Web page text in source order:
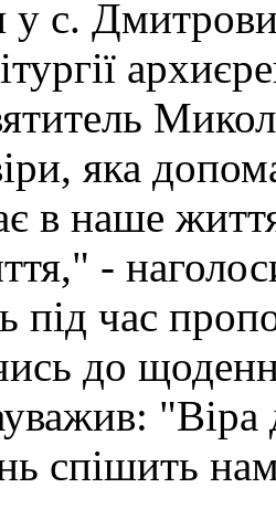
у с.
яка
в наше
-
під час
до
спішить